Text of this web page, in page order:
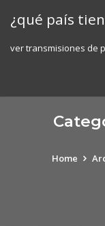
¿qué país
ver transmisiones de
Home